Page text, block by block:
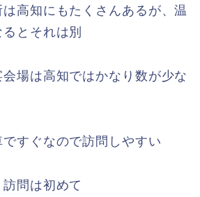
高知にもたくさんあるが、温
とそれは別
場は高知ではかなり数が少な
すぐなので訪問しやすい
問は初めて